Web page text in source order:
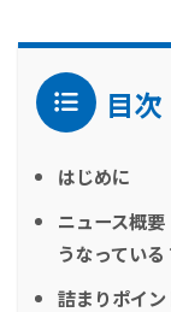
目次
はじめに
ニュース概
うなっている
詰まりポイ